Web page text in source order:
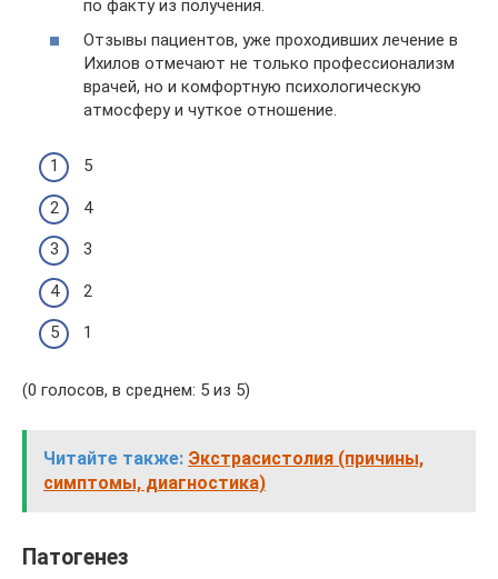
по факту из получения.
Отзывы пациентов, уже проходивших лечение в
Ихилов отмечают не только профессионализм
врачей, но и комфортную психологическую
атмосферу и чуткое отношение.
5
4
3
2
1
(0 голосов, в среднем: 5 из 5)
Читайте также: Экстрасистолия (причины,
симптомы, диагностика)
Патогенез